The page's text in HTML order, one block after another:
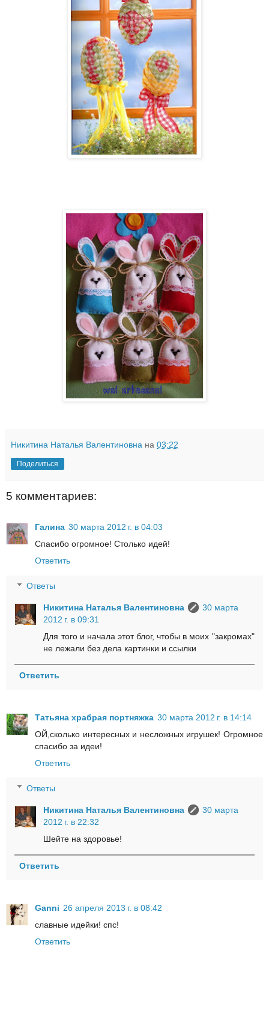
Никитина Наталья Валентиновна на 03:22
Поделиться
5 комментариев:
Галина 30 марта 2012 г. в 04:03
Спасибо огромное! Столько идей!
Ответить
Ответы
Никитина Наталья Валентиновна
30 марта
2012 г. в 09:31
Для того и начала этот блог, чтобы в моих "закромах"
не лежали без дела картинки и ссылки
Ответить
Татьяна храбрая портняжка 30 марта 2012 г. в 14:14
ОЙ,сколько интересных и несложных игрушек! Огромное
спасибо за идеи!
Ответить
Ответы
Никитина Наталья Валентиновна
30 марта
2012 г. в 22:32
Шейте на здоровье!
Ответить
Ganni 26 апреля 2013 г. в 08:42
cлавные идейки! спс!
Ответить